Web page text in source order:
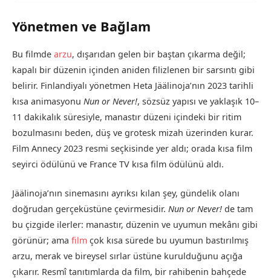
Yönetmen ve Bağlam
Bu filmde arzu, dışarıdan gelen bir baştan çıkarma değil;
kapalı bir düzenin içinden aniden filizlenen bir sarsıntı gibi
belirir. Finlandiyalı yönetmen Heta Jäälinoja’nın 2023 tarihli
kısa animasyonu Nun or Never!, sözsüz yapısı ve yaklaşık 10–
11 dakikalık süresiyle, manastır düzeni içindeki bir ritim
bozulmasını beden, düş ve grotesk mizah üzerinden kurar.
Film Annecy 2023 resmi seçkisinde yer aldı; orada kısa film
seyirci ödülünü ve France TV kısa film ödülünü aldı.
Jäälinoja’nın sinemasını ayrıksı kılan şey, gündelik olanı
doğrudan gerçeküstüne çevirmesidir. Nun or Never! de tam
bu çizgide ilerler: manastır, düzenin ve uyumun mekânı gibi
görünür; ama film çok kısa sürede bu uyumun bastırılmış
arzu, merak ve bireysel sırlar üstüne kurulduğunu açığa
çıkarır. Resmî tanıtımlarda da film, bir rahibenin bahçede